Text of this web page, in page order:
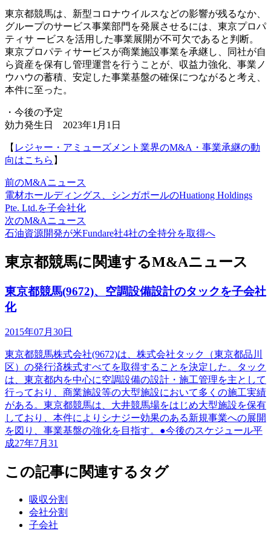
東京都競馬は、新型コロナウイルスなどの影響が残るなか、
グループのサービス事業部門を発展させるには、東京プロパ
ティサ ービスを活用した事業展開が不可欠であると判断。
東京プロパティサービスが商業施設事業を承継し、同社が自
ら資産を保有し管理運営を行うことが、収益力強化、事業ノ
ウハウの蓄積、安定した事業基盤の確保につながると考え、
本件に至った。
・今後の予定
効力発生日 2023年1月1日
【 レジャー・アミューズメント業界のM&A・事業承継の動
向はこちら 】
前のM&Aニュース
電材ホールディングス、シンガポールのHuationg Holdings
Pte. Ltd.を子会社化
次のM&Aニュース
石油資源開発が米Fundare社4社の全持分を取得へ
東京都競馬に関連するM&Aニュース
東京都競馬(9672)、空調設備設計のタックを子会社
化
2015年07月30日
東京都競馬株式会社(9672)は、株式会社タック（東京都品川
区）の発行済株式すべてを取得することを決定した。タック
は、東京都内を中心に空調設備の設計・施工管理を主として
行っており、商業施設等の大型施設において多くの施工実績
がある。東京都競馬は、大井競馬場をはじめ大型施設を保有
しており、本件によりシナジー効果のある新規事業への展開
を図り、事業基盤の強化を目指す。●今後のスケジュール平
成27年7月31
この記事に関連するタグ
吸収分割
会社分割
子会社